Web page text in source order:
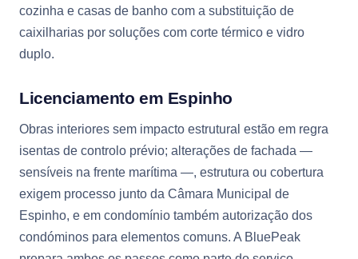
cozinha e casas de banho com a substituição de
caixilharias por soluções com corte térmico e vidro
duplo.
Licenciamento em Espinho
Obras interiores sem impacto estrutural estão em regra
isentas de controlo prévio; alterações de fachada —
sensíveis na frente marítima —, estrutura ou cobertura
exigem processo junto da Câmara Municipal de
Espinho, e em condomínio também autorização dos
condóminos para elementos comuns. A BluePeak